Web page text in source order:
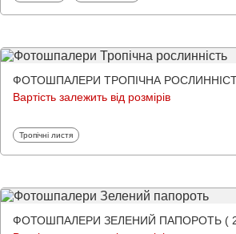
ФОТОШПАЛЕРИ ТРОПІЧНА
Вартість залежить від розмірів
Фотошпалери
Тропічні листя
ФОТОШПАЛЕРИ ЗЕЛЕНИЙ ПАПОРОТЬ (